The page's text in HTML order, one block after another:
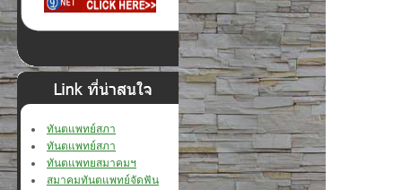
ทันตแพทย์สภา
ทันตแพทย์สภา
ทันตแพทยสมาคมฯ
สมาคมทันตแพทย์จัดฟัน